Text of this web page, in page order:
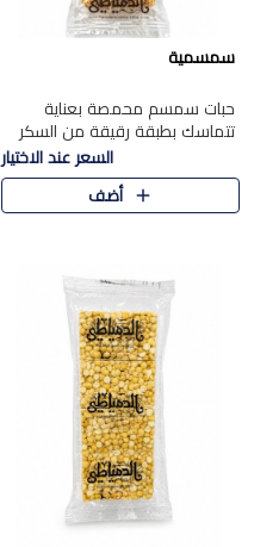
سمسمية
حبات سمسم محمصة بعناية
تتماسك بطبقة رقيقة من السكر
المكرمل، لتقدم طعم السمسم
المميز وقرمشتة التي ارتبطت ببهجة
المولد عبر الأجيال.
السعر عند الاختيار
أضف